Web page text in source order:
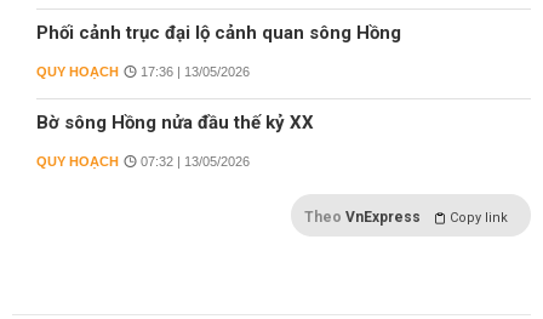
Phối cảnh trục đại lộ cảnh quan sông Hồng
QUY HOẠCH 17:36 | 13/05/2026
Bờ sông Hồng nửa đầu thế kỷ XX
QUY HOẠCH 07:32 | 13/05/2026
Theo VnExpress Copy link